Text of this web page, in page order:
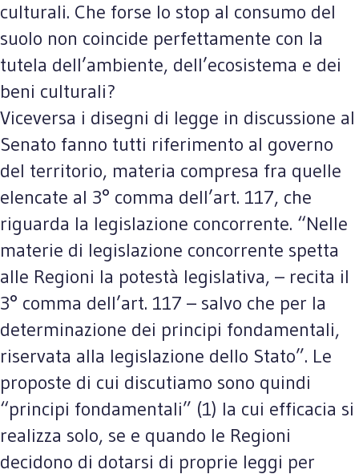
culturali. Che forse lo stop al consumo del
suolo non coincide perfettamente con la
tutela dell’ambiente, dell’ecosistema e dei
beni culturali?
Viceversa i disegni di legge in discussione al
Senato fanno tutti riferimento al governo
del territorio, materia compresa fra quelle
elencate al 3° comma dell’art. 117, che
riguarda la legislazione concorrente. “Nelle
materie di legislazione concorrente spetta
alle Regioni la potestà legislativa, – recita il
3° comma dell’art. 117 – salvo che per la
determinazione dei principi fondamentali,
riservata alla legislazione dello Stato”. Le
proposte di cui discutiamo sono quindi
“principi fondamentali” (1) la cui efficacia si
realizza solo, se e quando le Regioni
decidono di dotarsi di proprie leggi per